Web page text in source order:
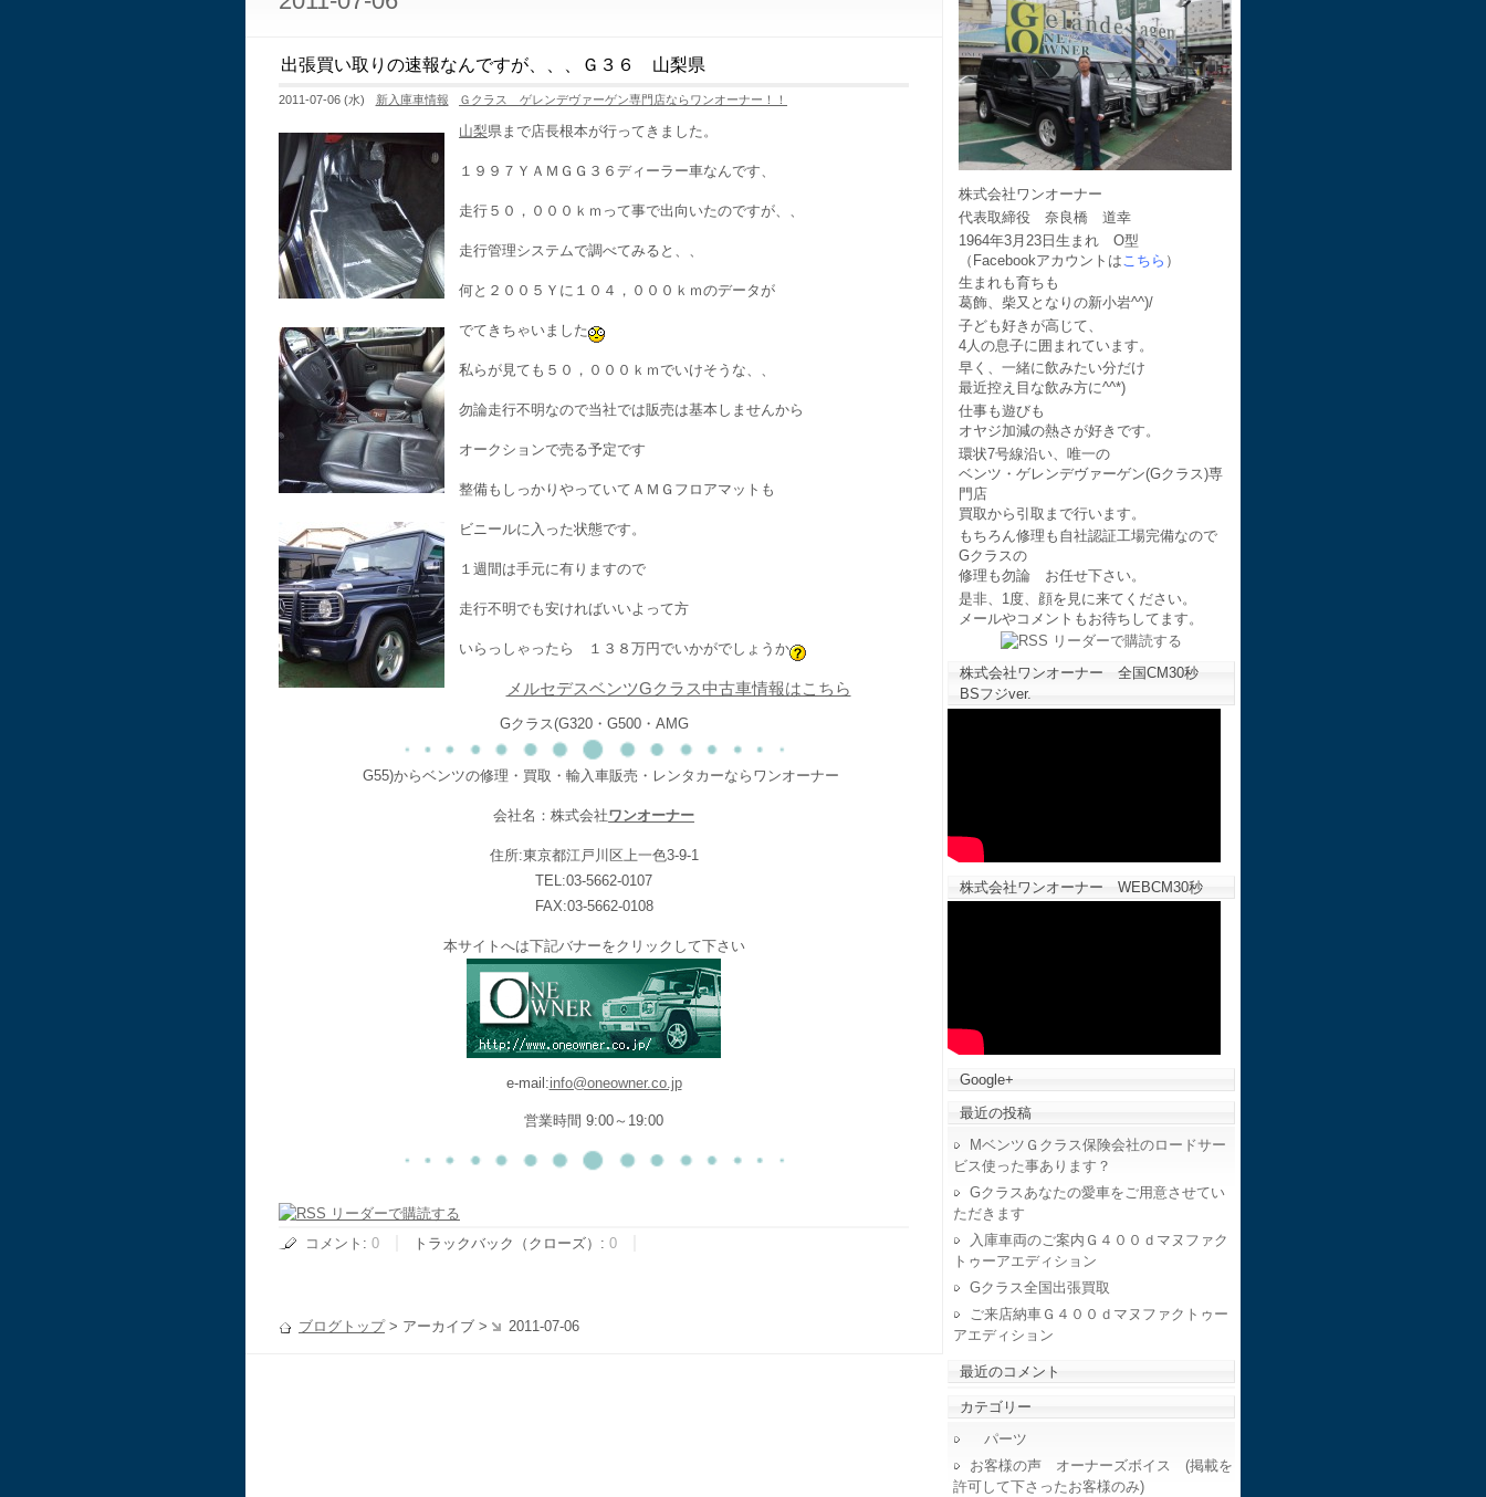
出張買い取りの速報なんですが、、、Ｇ３６ 山梨県
2011-07-06 (水) 新入庫車情報 Ｇクラス ゲレンデヴァーゲン専門店ならワンオーナー！！
山梨県まで店長根本が行ってきました。
１９９７ＹＡＭＧＧ３６ディーラー車なんです、
走行５０，０００ｋｍって事で出向いたのですが、、
走行管理システムで調べてみると、、
何と２００５Ｙに１０４，０００ｋｍのデータが
でてきちゃいました
私らが見ても５０，０００ｋｍでいけそうな、、
勿論走行不明なので当社では販売は基本しませんから
オークションで売る予定です
整備もしっかりやっていてＡＭＧフロアマットも
ビニールに入った状態です。
１週間は手元に有りますので
走行不明でも安ければいいよって方
いらっしゃったら １３８万円でいかがでしょうか
メルセデスベンツGクラス中古車情報はこちら
Gクラス(G320・G500・AMG
G55)からベンツの修理・買取・輸入車販売・レンタカーならワンオーナー
会社名：株式会社ワンオーナー
住所:東京都江戸川区上一色3-9-1
TEL:03-5662-0107
FAX:03-5662-0108
本サイトへは下記バナーをクリックして下さい
e-mail:info@oneowner.co.jp
営業時間 9:00～19:00
コメント : 0 トラックバック（クローズ）: 0
ブログトップ> アーカイブ > 2011-07-06
株式会社ワンオーナー
代表取締役 奈良橋 道幸
1964年3月23日生まれ O型
（Facebookアカウントは こちら ）
生まれも育ちも
葛飾、柴又となりの新小岩^^)/
子ども好きが高じて、
4人の息子に囲まれています。
早く、一緒に飲みたい分だけ
最近控え目な飲み方に^^*)
仕事も遊びも
オヤジ加減の熱さが好きです。
環状7号線沿い、唯一の
ベンツ・ゲレンデヴァーゲン(Gクラス)専
門店
買取から引取まで行います。
もちろん修理も自社認証工場完備なので
Gクラスの
修理も勿論 お任せ下さい。
是非、1度、顔を見に来てください。
メールやコメントもお待ちしてます。
株式会社ワンオーナー 全国CM30秒
BSフジver.
株式会社ワンオーナー WEBCM30秒
Google+
最近の投稿
MベンツＧクラス保険会社のロードサー
ビス使った事あります？
Gクラスあなたの愛車をご用意させてい
ただきます
入庫車両のご案内Ｇ４００ｄマヌファク
トゥーアエディション
Gクラス全国出張買取
ご来店納車Ｇ４００ｄマヌファクトゥー
アエディション
最近のコメント
カテゴリー
パーツ
お客様の声 オーナーズボイス (掲載を
許可して下さったお客様のみ)